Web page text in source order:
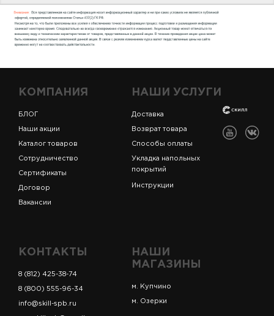
КОМПАНИЯ
БЛОГ
Наши акции
Каталог товаров
Сотрудничество
Сертификаты
Договор
Вакансии
НАШИ УСЛУГИ
Доставка
Возврат товара
Способы оплаты
Укладка напольных
покрытий
Инструкции
КОНТАКТЫ
8 (812) 425-38-74
8 (800) 555-96-34
info@skill-spb.ru
НАШИ
МАГАЗИНЫ
м. Купчино
м. Озерки